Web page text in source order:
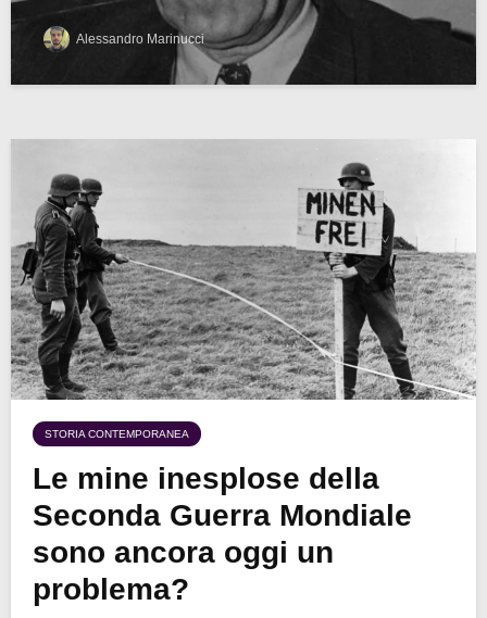
Alessandro Marinucci
STORIA CONTEMPORANEA
Le mine inesplose della
Seconda Guerra Mondiale
sono ancora oggi un
problema?